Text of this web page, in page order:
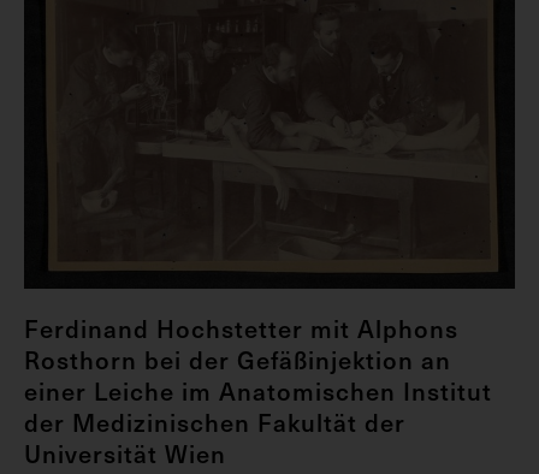
Ferdinand Hochstetter mit Alphons
Rosthorn bei der Gefäßinjektion an
einer Leiche im Anatomischen Institut
der Medizinischen Fakultät der
Universität Wien